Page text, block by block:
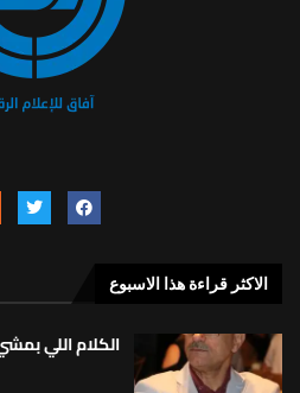
الاكثر قراءة هذا الاسبوع
الكلام اللي